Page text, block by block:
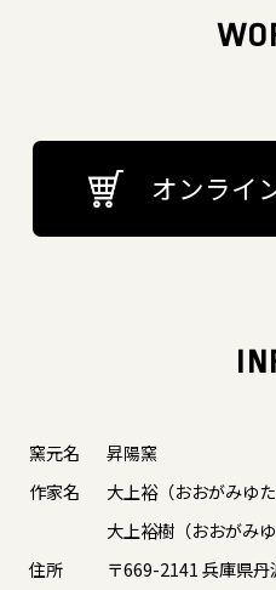
オンライ
窯元名
昇陽窯
作家名
大上裕（おおがみゆた
大上裕樹（おおがみゆ
住所
〒669-2141 兵庫県